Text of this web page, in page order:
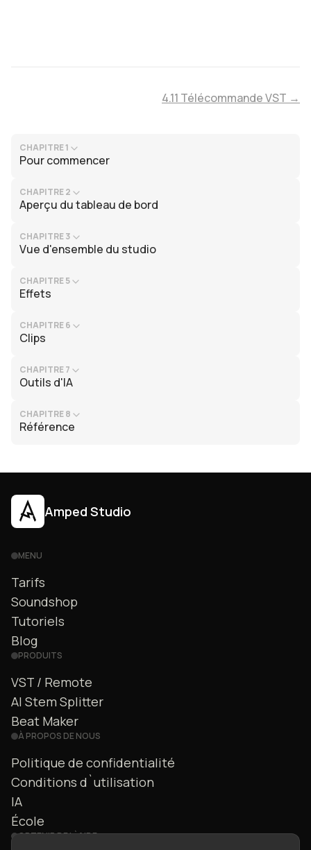
4.11 Télécommande VST →
CHAPITRE 1
Pour commencer
CHAPITRE 2
Aperçu du tableau de bord
CHAPITRE 3
Vue d'ensemble du studio
CHAPITRE 5
Effets
CHAPITRE 6
Clips
CHAPITRE 7
Outils d'IA
CHAPITRE 8
Référence
Amped Studio
MENU
Tarifs
Soundshop
Tutoriels
Blog
PRODUITS
VST / Remote
AI Stem Splitter
Beat Maker
À PROPOS DE NOUS
Politique de confidentialité
Conditions d`utilisation
IA
École
OBTENIR DE L`AIDE